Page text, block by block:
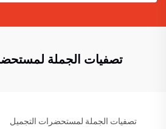
تصفيات الجملة
تصفيات الجملة لمستحضرات التجميل